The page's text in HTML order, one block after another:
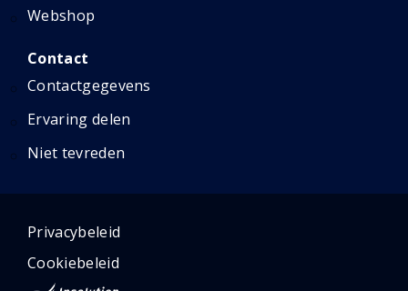
Webshop
Contact
Contactgegevens
Ervaring delen
Niet tevreden
Privacybeleid
Cookiebeleid